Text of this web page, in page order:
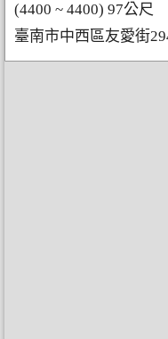
(4400 ~ 4400) 97公尺
臺南市中西區友愛街